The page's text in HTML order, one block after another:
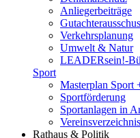
Anliegerbeiträge
Verkehrsplanung
Umwelt & Natur
LEADERsein!-
Sport
Masterplan Sport
Sportförderung
Sportanlagen in
Vereinsverzeichnis
Rathaus & Politik